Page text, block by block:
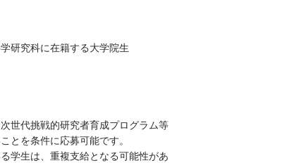
研究科に在籍する大学院生
世代挑戦的研究者育成プログラム等
とを条件に応募可能です。
学生は、重複支給となる可能性があ